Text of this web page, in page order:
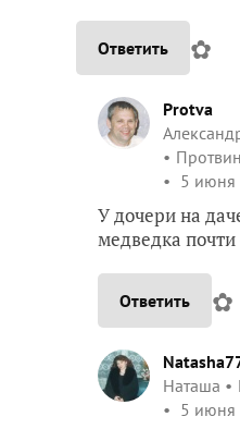
Ответить ✿
Protva
5 июня
У дочери на
медведка
Ответить ✿
Наташа
5 июня